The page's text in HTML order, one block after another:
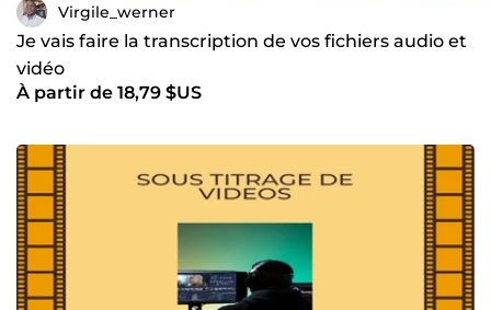
Virgile_werner
Je vais faire la transcription de vos fichiers audio et
vidéo
À partir de 18,79 $US